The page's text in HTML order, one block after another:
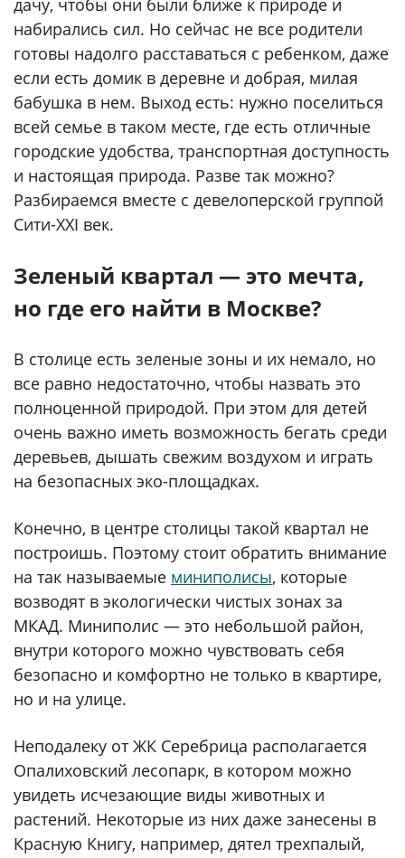
дачу, чтобы они были ближе к природе и
набирались сил. Но сейчас не все родители
готовы надолго расставаться с ребенком, даже
если есть домик в деревне и добрая, милая
бабушка в нем. Выход есть: нужно поселиться
всей семье в таком месте, где есть отличные
городские удобства, транспортная доступность
и настоящая природа. Разве так можно?
Разбираемся вместе с девелоперской группой
Сити-XXI век.
Зеленый квартал — это мечта,
но где его найти в Москве?
В столице есть зеленые зоны и их немало, но
все равно недостаточно, чтобы назвать это
полноценной природой. При этом для детей
очень важно иметь возможность бегать среди
деревьев, дышать свежим воздухом и играть
на безопасных эко-площадках.
Конечно, в центре столицы такой квартал не
построишь. Поэтому стоит обратить внимание
на так называемые миниполисы, которые
возводят в экологически чистых зонах за
МКАД. Миниполис — это небольшой район,
внутри которого можно чувствовать себя
безопасно и комфортно не только в квартире,
но и на улице.
Неподалеку от ЖК Серебрица располагается
Опалиховский лесопарк, в котором можно
увидеть исчезающие виды животных и
растений. Некоторые из них даже занесены в
Красную Книгу, например, дятел трехпалый,